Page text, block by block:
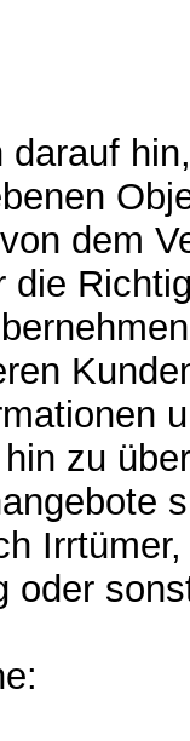
darauf
dem
die
zu
oder